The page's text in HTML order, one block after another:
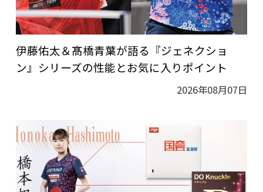
伊藤佑太＆髙橋青葉が語る『ジェネクショ
ン』シリーズの性能とお気に入りポイント
2026年08月07日